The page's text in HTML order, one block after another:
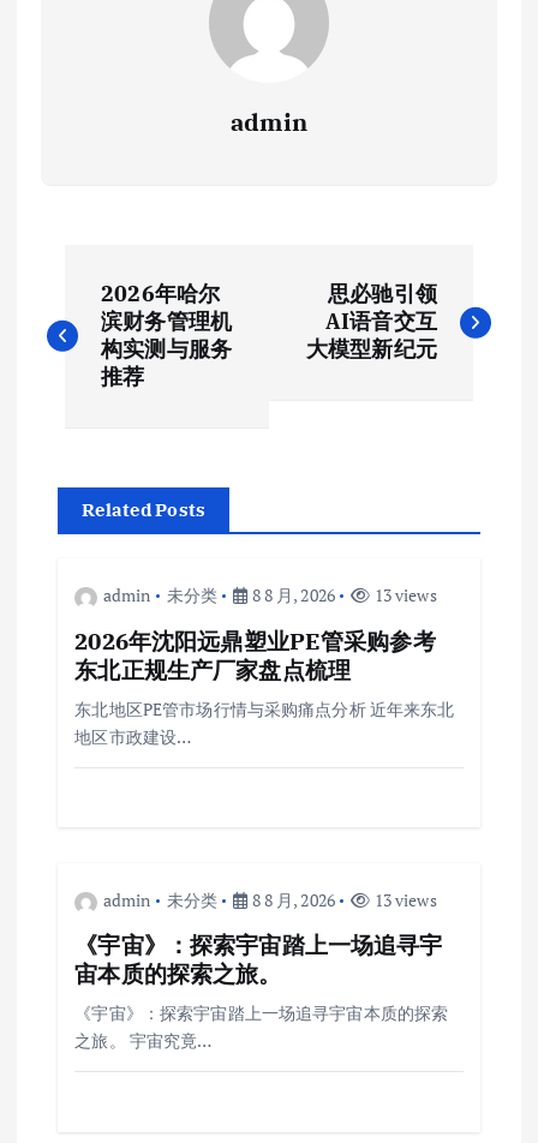
admin
章
2026年哈尔
滨财务管理机
构实测与服务
推荐
思必驰引领
AI语音交互
大模型新纪元
Related Posts
admin 未分类 8 8 月, 2026 13 views
2026年沈阳远鼎塑业PE管采购参考
东北正规生产厂家盘点梳理
东北地区PE管市场行情与采购痛点分析 近年来东北
地区市政建设…
admin 未分类 8 8 月, 2026 13 views
《宇宙》：探索宇宙踏上一场追寻宇
宙本质的探索之旅。
《宇宙》：探索宇宙踏上一场追寻宇宙本质的探索
之旅。 宇宙究竟…